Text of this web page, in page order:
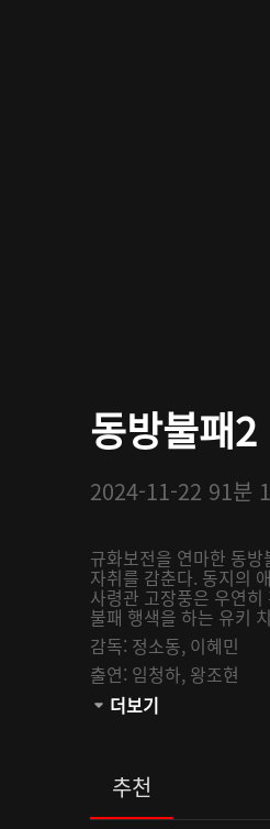
동방불패2
2024-11-22 91분
규화보전을 연마한 동
자취를 감춘다. 동지의
사령관 고장풍은 우연
불패 행색을 하는 유키
감독: 정소동, 이혜민
출연: 임청하, 왕조현
관람등급:
더보기
추천